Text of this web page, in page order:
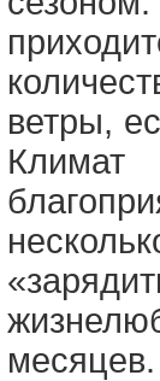
ветры,
Климат
месяцев.